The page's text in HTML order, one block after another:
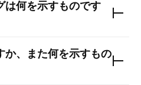
は何を示すものです
か、また何を示すもの